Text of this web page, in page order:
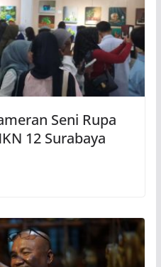
Seni Rupa
12 Surabaya